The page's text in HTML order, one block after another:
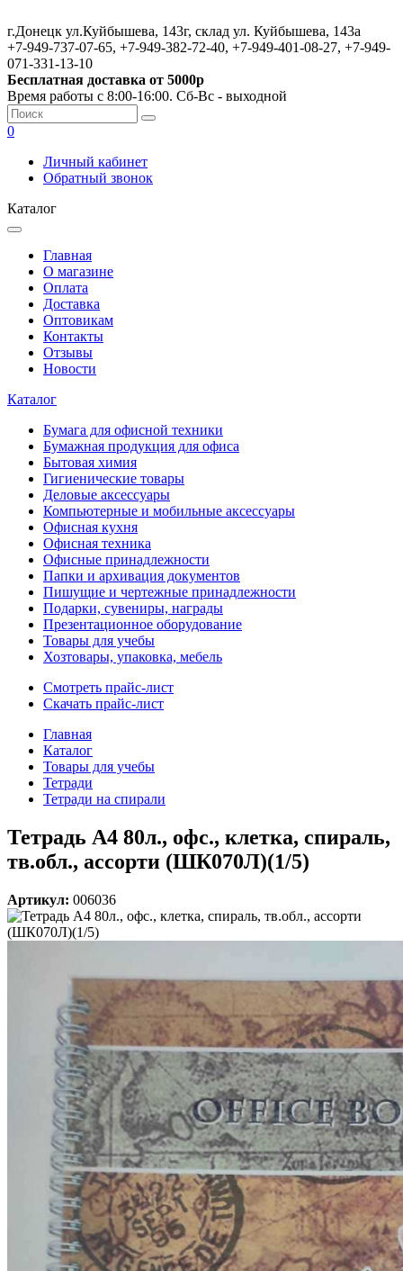
г.Донецк ул.Куйбышева, 143г, склад ул. Куйбышева, 143а
+7-949-737-07-65, +7-949-382-72-40, +7-949-401-08-27, +7-949-
071-331-13-10
Бесплатная доставка от 5000р
Время работы с 8:00-16:00. Сб-Вс - выходной
0
Личный кабинет
Обратный звонок
Каталог
Главная
О магазине
Оплата
Доставка
Оптовикам
Контакты
Отзывы
Новости
Каталог
Бумага для офисной техники
Бумажная продукция для офиса
Бытовая химия
Гигиенические товары
Деловые аксессуары
Компьютерные и мобильные аксессуары
Офисная кухня
Офисная техника
Офисные принадлежности
Папки и архивация документов
Пишущие и чертежные принадлежности
Подарки, сувениры, награды
Презентационное оборудование
Товары для учебы
Хозтовары, упаковка, мебель
Смотреть прайс-лист
Скачать прайс-лист
Главная
Каталог
Товары для учебы
Тетради
Тетради на спирали
Тетрадь А4 80л., офс., клетка, спираль,
тв.обл., ассорти (ШК070Л)(1/5)
Артикул: 006036